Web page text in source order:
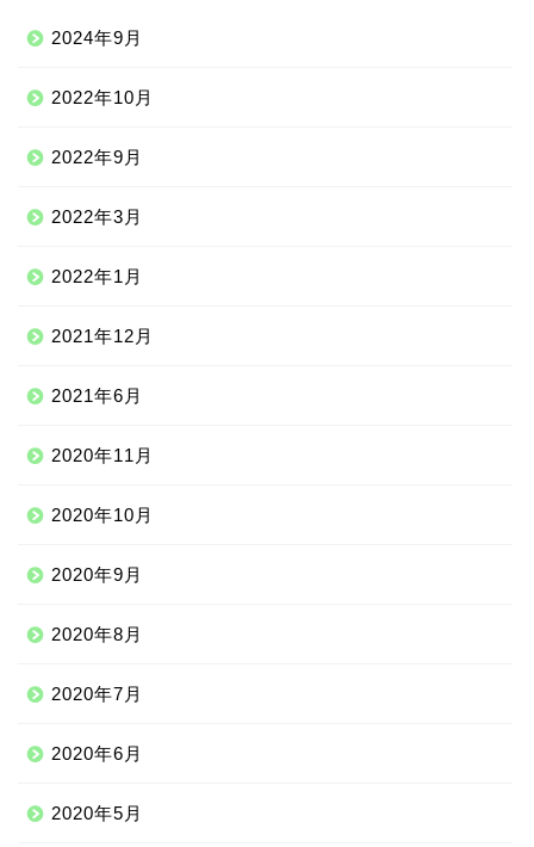
2024年9月
2022年10月
2022年9月
2022年3月
2022年1月
2021年12月
2021年6月
2020年11月
2020年10月
2020年9月
2020年8月
2020年7月
2020年6月
2020年5月